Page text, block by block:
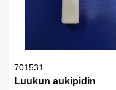
701531
Luukun aukipidin